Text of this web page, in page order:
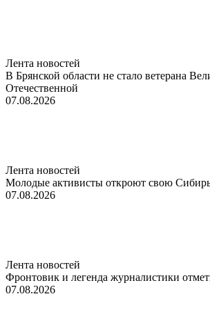
Лента новостей
В Брянской области не стало ветерана
Отечественной
07.08.2026
Лента новостей
Молодые активисты откроют свою
07.08.2026
Лента новостей
Фронтовик и легенда журналистики
07.08.2026